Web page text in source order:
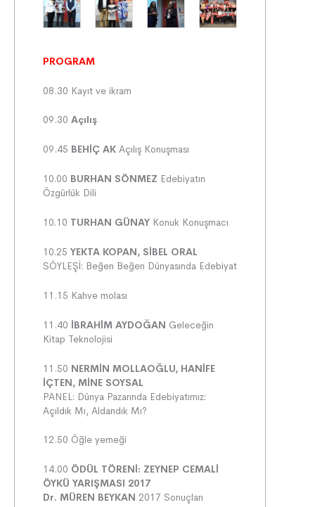
PROGRAM
08.30 Kayıt ve ikram
09.30 Açılış
09.45 BEHİÇ AK Açılış Konuşması
10.00 BURHAN SÖNMEZ Edebiyatın
Özgürlük Dili
10.10 TURHAN GÜNAY Konuk Konuşmacı
10.25 YEKTA KOPAN, SİBEL ORAL
SÖYLEŞİ: Beğen Beğen Dünyasında Edebiyat
11.15 Kahve molası
11.40 İBRAHİM AYDOĞAN Geleceğin
Kitap Teknolojisi
11.50 NERMİN MOLLAOĞLU, HANİFE
İÇTEN, MİNE SOYSAL
PANEL: Dünya Pazarında Edebiyatımız:
Açıldık Mı, Aldandık Mı?
12.50 Öğle yemeği
14.00 ÖDÜL TÖRENİ: ZEYNEP CEMALİ
ÖYKÜ YARIŞMASI 2017
Dr. MÜREN BEYKAN 2017 Sonuçları